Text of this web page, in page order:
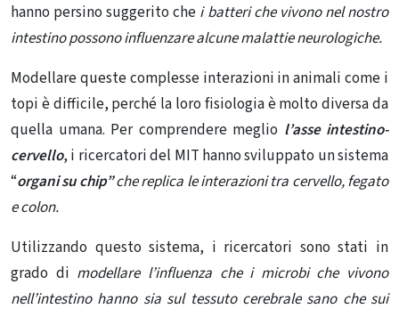
hanno persino suggerito che i batteri che vivono nel nostro
intestino possono influenzare alcune malattie neurologiche.
Modellare queste complesse interazioni in animali come i
topi è difficile, perché la loro fisiologia è molto diversa da
quella umana. Per comprendere meglio l’asse intestino-
cervello, i ricercatori del MIT hanno sviluppato un sistema
“organi su chip”che replica le interazioni tra cervello, fegato
e colon.
Utilizzando questo sistema, i ricercatori sono stati in
grado di modellare l’influenza che i microbi che vivono
nell’intestino hanno sia sul tessuto cerebrale sano che sui